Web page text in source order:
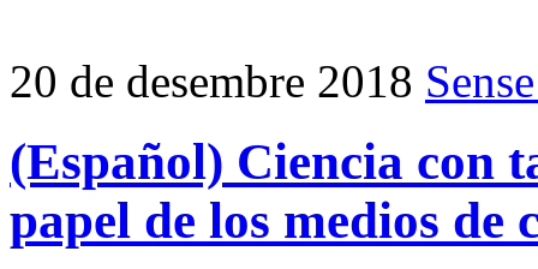
20 de desembre 2018
(Español) Ciencia con
papel de los medios de